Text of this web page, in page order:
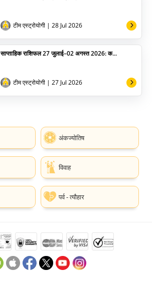
टीम एस्ट्रोयोगी | 28 Jul 2026
साप्ताहिक राशिफल 27 जुलाई–02 अगस्त 2026: क...
टीम एस्ट्रोयोगी | 27 Jul 2026
अंकज्योतिष
विवाह
पर्व - त्यौहार